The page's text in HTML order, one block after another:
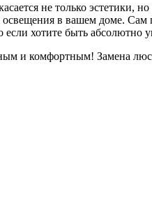
не только эстетики,
в вашем доме. Сам
хотите быть абсолютно
и комфортным! Замена